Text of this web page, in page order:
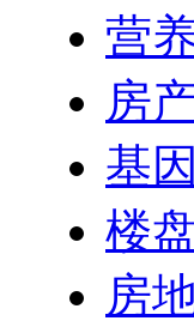
营
房
基
楼
房